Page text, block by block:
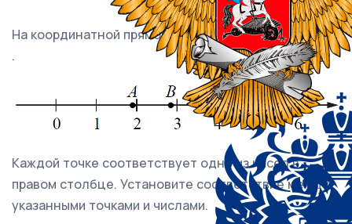
На координатной прямой отмечены точки A, B , C и D
.
Каждой точке соответствует одно из чисел в
правом столбце. Установите соответствие между
указанными точками и числами.